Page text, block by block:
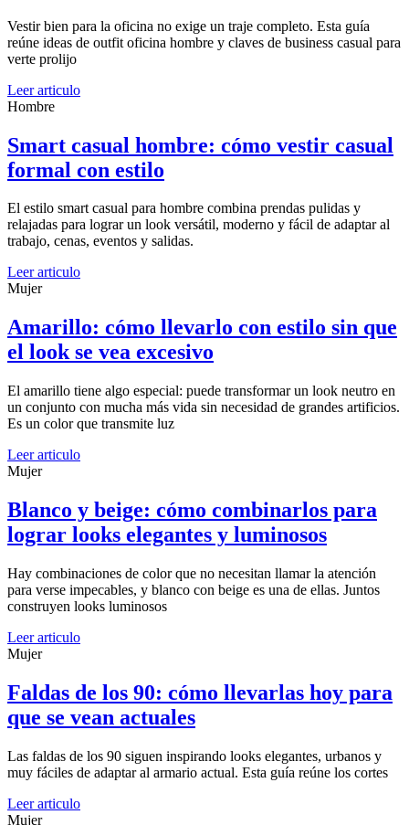
Vestir bien para la oficina no exige un traje completo. Esta guía
reúne ideas de outfit oficina hombre y claves de business casual para
verte prolijo
Leer articulo
Hombre
Smart casual hombre: cómo vestir casual
formal con estilo
El estilo smart casual para hombre combina prendas pulidas y
relajadas para lograr un look versátil, moderno y fácil de adaptar al
trabajo, cenas, eventos y salidas.
Leer articulo
Mujer
Amarillo: cómo llevarlo con estilo sin que
el look se vea excesivo
El amarillo tiene algo especial: puede transformar un look neutro en
un conjunto con mucha más vida sin necesidad de grandes artificios.
Es un color que transmite luz
Leer articulo
Mujer
Blanco y beige: cómo combinarlos para
lograr looks elegantes y luminosos
Hay combinaciones de color que no necesitan llamar la atención
para verse impecables, y blanco con beige es una de ellas. Juntos
construyen looks luminosos
Leer articulo
Mujer
Faldas de los 90: cómo llevarlas hoy para
que se vean actuales
Las faldas de los 90 siguen inspirando looks elegantes, urbanos y
muy fáciles de adaptar al armario actual. Esta guía reúne los cortes
Leer articulo
Mujer